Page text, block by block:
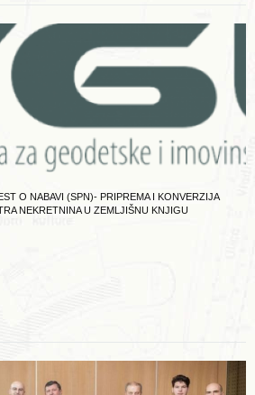
O NABAVI (SPN)- PRIPREMA I KONVERZIJA
NEKRETNINA U ZEMLJIŠNU KNJIGU